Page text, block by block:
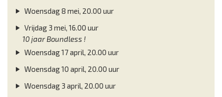
Woensdag 8 mei, 20.00 uur
Vrijdag 3 mei, 16.00 uur
10 jaar Boundless !
Woensdag 17 april, 20.00 uur
Woensdag 10 april, 20.00 uur
Woensdag 3 april, 20.00 uur